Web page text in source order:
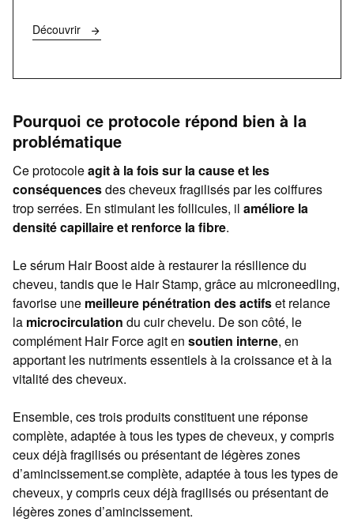
Découvrir
Pourquoi ce protocole répond bien à la
problématique
Ce protocoleagit à la fois sur la cause et les
conséquencesdes cheveux fragilisés par les coiffures
trop serrées. En stimulant les follicules, il améliore la
densité capillaire et renforce la fibre.
Le sérum Hair Boost aide à restaurer la résilience du
cheveu, tandis que le Hair Stamp, grâce au microneedling,
favorise une meilleure pénétration des actifset relance
la microcirculation du cuir chevelu. De son côté, le
complément Hair Force agit en soutien interne, en
apportant les nutriments essentiels à la croissance et à la
vitalité des cheveux.
Ensemble, ces trois produits constituent une réponse
complète, adaptée à tous les types de cheveux, y compris
ceux déjà fragilisés ou présentant de légères zones
d’amincissement.se complète, adaptée à tous les types de
cheveux, y compris ceux déjà fragilisés ou présentant de
légères zones d’amincissement.